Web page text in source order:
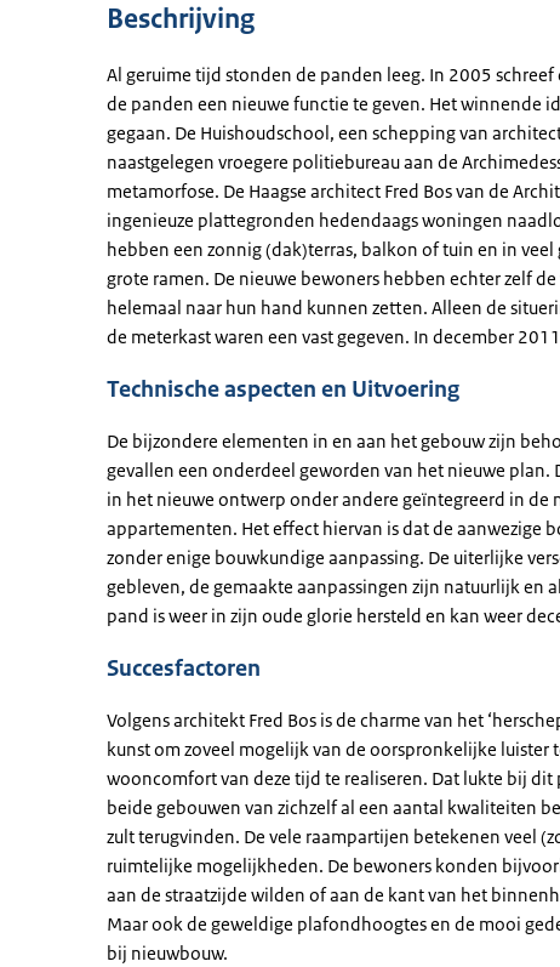
Beschrijving
Al geruime tijd stonden de panden leeg. In 2005
de panden een nieuwe functie te geven. Het winnende
gegaan. De Huishoudschool, een schepping van
naastgelegen vroegere politiebureau aan de
metamorfose. De Haagse architect Fred Bos van de
ingenieuze plattegronden hedendaags woningen
hebben een zonnig (dak)terras, balkon of tuin en in
grote ramen. De nieuwe bewoners hebben echter zelf
helemaal naar hun hand kunnen zetten. Alleen de
de meterkast waren een vast gegeven. In december
Technische aspecten en Uitvoering
De bijzondere elementen in en aan het gebouw zijn
gevallen een onderdeel geworden van het nieuwe plan.
in het nieuwe ontwerp onder andere geïntegreerd in de
appartementen. Het effect hiervan is dat de aanwezige
zonder enige bouwkundige aanpassing. De uiterlijke
gebleven, de gemaakte aanpassingen zijn natuurlijk en
pand is weer in zijn oude glorie hersteld en kan weer
Succesfactoren
Volgens architekt Fred Bos is de charme van het
kunst om zoveel mogelijk van de oorspronkelijke
wooncomfort van deze tijd te realiseren. Dat lukte bij
beide gebouwen van zichzelf al een aantal kwaliteiten
zult terugvinden. De vele raampartijen betekenen veel
ruimtelijke mogelijkheden. De bewoners konden
aan de straatzijde wilden of aan de kant van het
Maar ook de geweldige plafondhoogtes en de mooi
bij nieuwbouw.